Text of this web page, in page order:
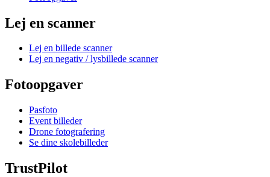
Lej en scanner
Lej en billede scanner
Lej en negativ / lysbillede scanner
Fotoopgaver
Pasfoto
Event billeder
Drone fotografering
Se dine skolebilleder
TrustPilot